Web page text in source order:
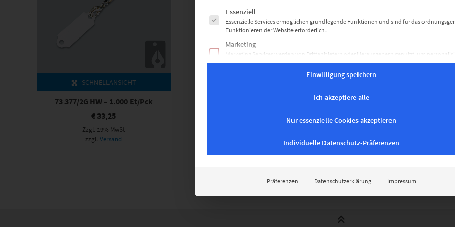
SCHNELLANSICHT
73 377/2G HW – 1.000 Et/Pck
€ 33,25
Zzgl. 19% MwSt
zzgl.Versand
Es folgt eine Liste der Service-Gruppen, für die eine Einwilligung
Essenziell
Essenzielle Services ermöglichen grundlegende Funktionen und sind für das
Funktionieren der Website erforderlich.
Marketing
Marketing Services werden von Drittanbietern oder Herausgebern genutzt, um
Werbung anzuzeigen. Sie tun dies, indem sie Besucher über Websites hinweg verfolgen.
Einwilligung speichern
Ich akzeptiere alle
Nur essenzielle Cookies akzeptieren
Individuelle Datenschutz-Präferenzen
Präferenzen Datenschutzerklärung Impressum